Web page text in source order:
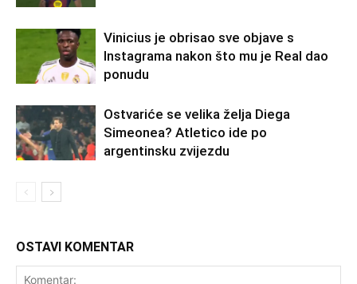
Vinicius je obrisao sve objave s
Instagrama nakon što mu je Real dao
ponudu
Ostvariće se velika želja Diega
Simeonea? Atletico ide po
argentinsku zvijezdu
OSTAVI KOMENTAR